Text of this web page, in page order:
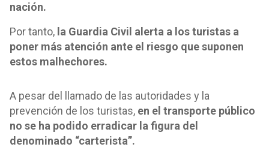
nación.
Por tanto, la Guardia Civil alerta a los turistas a
poner más atención ante el riesgo que suponen
estos malhechores.
A pesar del llamado de las autoridades y la
prevención de los turistas, en el transporte público
no se ha podido erradicar la figura del
denominado “carterista”.